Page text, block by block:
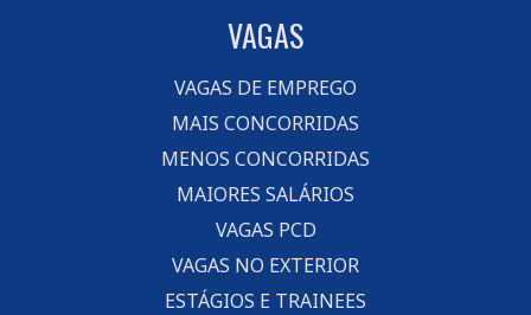
VAGAS
VAGAS DE EMPREGO
MAIS CONCORRIDAS
MENOS CONCORRIDAS
MAIORES SALÁRIOS
VAGAS PCD
VAGAS NO EXTERIOR
ESTÁGIOS E TRAINEES